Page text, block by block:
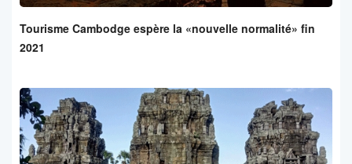
Tourisme Cambodge espère la «nouvelle normalité» fin
2021